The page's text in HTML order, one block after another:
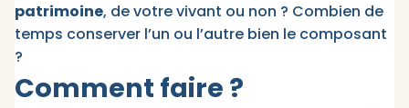
patrimoine, de votre vivant ou non ? Combien de
temps conserver l’un ou l’autre bien le composant
?
Comment faire ?